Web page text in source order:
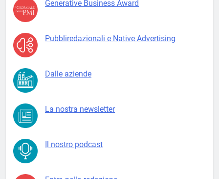
Generative Business Award
Pubbliredazionali e Native Advertising
Dalle aziende
La nostra newsletter
Il nostro podcast